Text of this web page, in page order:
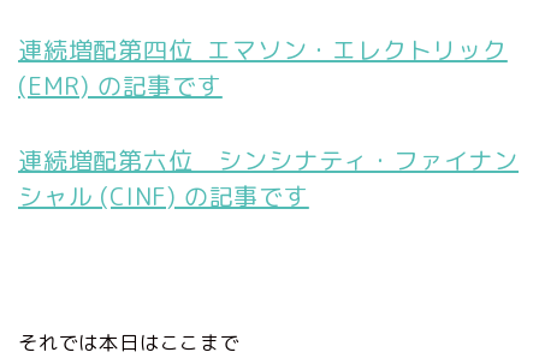
連続増配第四位 エマソン・エレクトリック
(EMR) の記事です
連続増配第六位 シンシナティ・ファイナン
シャル (CINF) の記事です
それでは本日はここまで